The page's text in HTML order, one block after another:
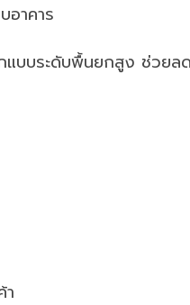
อาคาร
บบระดับพื้นยกสูง ช่วยลด